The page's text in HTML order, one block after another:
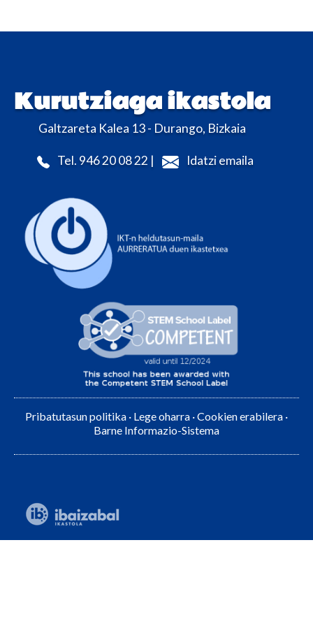
Kurutziaga ikastola
Galtzareta Kalea 13 - Durango, Bizkaia
Tel. 946 20 08 22 | Idatzi emaila
Pribatutasun politika · Lege oharra ·Cookien erabilera ·
Barne Informazio-Sistema